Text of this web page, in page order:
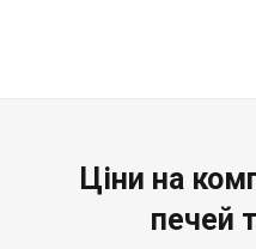
Ціни на
печей